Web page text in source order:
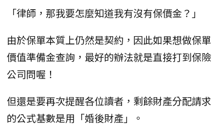
「律師，那我要怎麼知道我有沒有保價金？」
由於保單本質上仍然是契約，因此如果想做保單
價值準備金查詢，最好的辦法就是直接打到保險
公司問喔！
但還是要再次提醒各位讀者，剩餘財產分配請求
的公式基數是用「婚後財產」。